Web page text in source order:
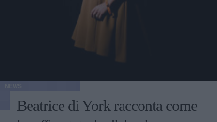
Beatrice di York racconta come